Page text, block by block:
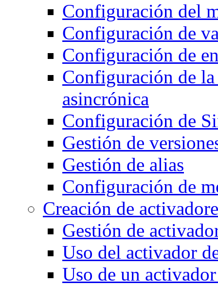
Configuración del
Configuración de
Configuración de
Configuración de
asincrónica
Configuración de
Gestión de
Gestión de alias
Configuración de
Creación de
Gestión de
Uso del activador
Uso de un